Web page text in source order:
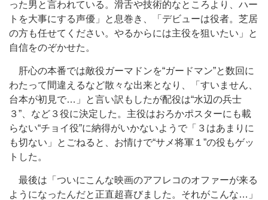
った男と言われている。滑舌や技術的なところより、ハー
トを大事にする声優」と息巻き、「デビューは役者。芝居
の方も任せてください。やるからには主役を狙いたい」と
自信をのぞかせた。
肝心の本番では敵役ガーマドンを“ガードマン”と数回に
わたって間違えるなど散々な出来となり、「すいません、
台本が初見で…」と言い訳もしたが配役は“水辺の兵士
３”、など３役に決定した。主役はおろかポスターにも載
らない“チョイ役”に納得がいかないようで「３はあまりに
も切ない」とごねると、お情けで“サメ将軍１”の役もゲッ
トした。
最後は「ついにこんな映画のアフレコのオファーが来る
ようになったんだと正直超喜びました。それがこんな…」